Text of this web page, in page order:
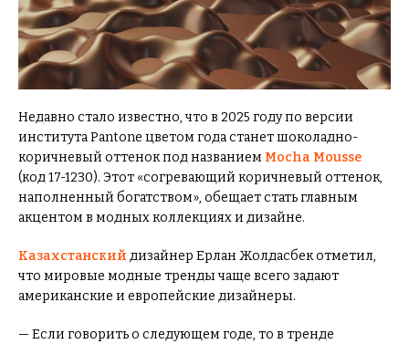
Недавно стало известно, что в 2025 году по версии
института Pantone цветом года станет шоколадно-
коричневый оттенок под названием Mocha Mousse
(код 17-1230). Этот «согревающий коричневый оттенок,
наполненный богатством», обещает стать главным
акцентом в модных коллекциях и дизайне.
Казахстанский дизайнер Ерлан Жолдасбек отметил,
что мировые модные тренды чаще всего задают
американские и европейские дизайнеры.
— Если говорить о следующем годе, то в тренде